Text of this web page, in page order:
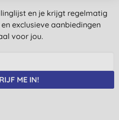
en je krijgt regelmatig
exclusieve aanbiedingen
voor jou.
ME IN!